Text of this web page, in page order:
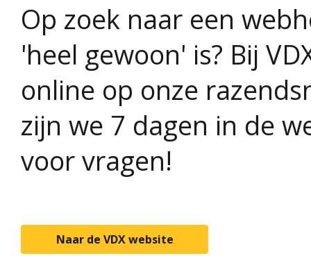
Op zoek naar een
'heel gewoon' is? Bij
online op onze
zijn we 7 dagen in de
voor vragen!
Naar de VDX website